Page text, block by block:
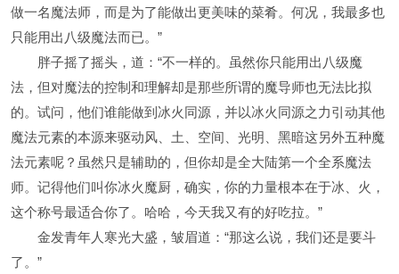
做一名魔法师，而是为了能做出更美味的菜肴。何况，我最多也
只能用出八级魔法而已。”
胖子摇了摇头，道：“不一样的。虽然你只能用出八级魔
法，但对魔法的控制和理解却是那些所谓的魔导师也无法比拟
的。试问，他们谁能做到冰火同源，并以冰火同源之力引动其他
魔法元素的本源来驱动风、土、空间、光明、黑暗这另外五种魔
法元素呢？虽然只是辅助的，但你却是全大陆第一个全系魔法
师。记得他们叫你冰火魔厨，确实，你的力量根本在于冰、火，
这个称号最适合你了。哈哈，今天我又有的好吃拉。”
金发青年人寒光大盛，皱眉道：“那这么说，我们还是要斗
了。”